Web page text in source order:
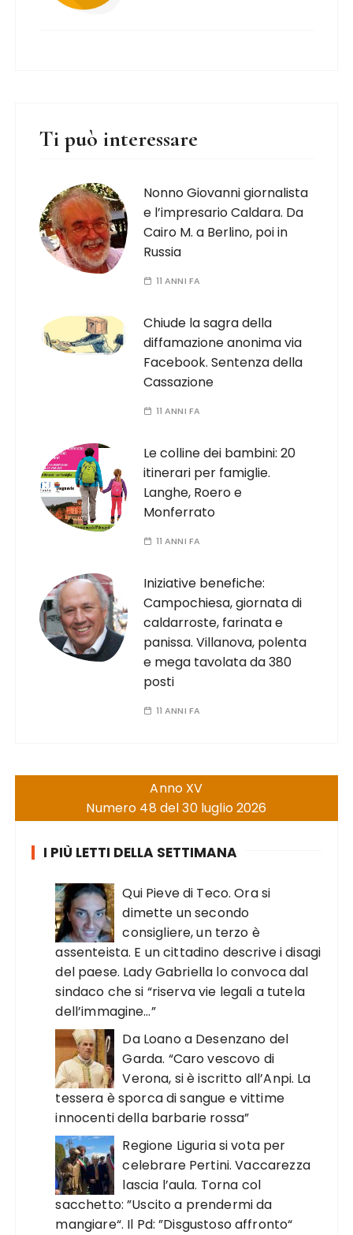
Ti può interessare
Nonno Giovanni giornalista
e l’impresario Caldara. Da
Cairo M. a Berlino, poi in
Russia
11 ANNI FA
Chiude la sagra della
diffamazione anonima via
Facebook. Sentenza della
Cassazione
11 ANNI FA
Le colline dei bambini: 20
itinerari per famiglie.
Langhe, Roero e
Monferrato
11 ANNI FA
Iniziative benefiche:
Campochiesa, giornata di
caldarroste, farinata e
panissa. Villanova, polenta
e mega tavolata da 380
posti
11 ANNI FA
Anno XV
Numero 48 del 30 luglio 2026
I PIÙ LETTI DELLA SETTIMANA
Qui Pieve di Teco. Ora si
dimette un secondo
consigliere, un terzo è
assenteista. E un cittadino descrive i disagi
del paese. Lady Gabriella lo convoca dal
sindaco che si “riserva vie legali a tutela
dell’immagine…”
Da Loano a Desenzano del
Garda. “Caro vescovo di
Verona, si è iscritto all’Anpi. La
tessera è sporca di sangue e vittime
innocenti della barbarie rossa”
Regione Liguria si vota per
celebrare Pertini. Vaccarezza
lascia l’aula. Torna col
sacchetto: ”Uscito a prendermi da
mangiare“. Il Pd: ”Disgustoso affronto“